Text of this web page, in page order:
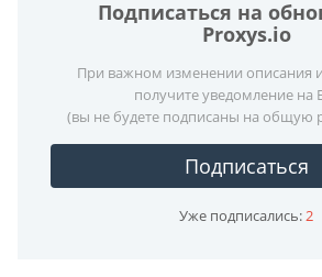
Подписаться на
Proxys.io
При важном изменении описания
получите уведомление на
(вы не будете подписаны на общую
Подписаться
Уже подписались:2